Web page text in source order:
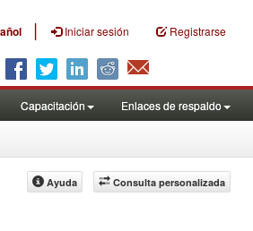
| Iniciar sesión Registrarse
Capacitación Enlaces de respaldo
Consulta personalizada
Ayuda